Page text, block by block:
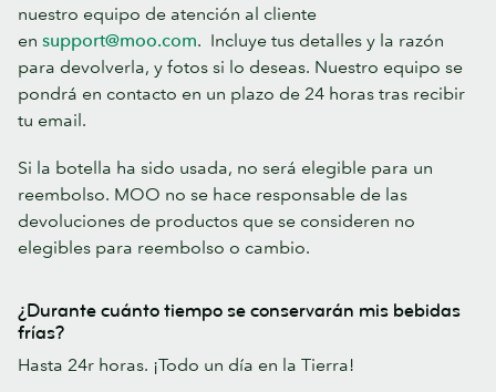
nuestro equipo de atención al cliente
en support@moo.com. Incluye tus detalles y la razón
para devolverla, y fotos si lo deseas. Nuestro equipo se
pondrá en contacto en un plazo de 24 horas tras recibir
tu email.
Si la botella ha sido usada, no será elegible para un
reembolso. MOO no se hace responsable de las
devoluciones de productos que se consideren no
elegibles para reembolso o cambio.
¿Durante cuánto tiempo se conservarán mis bebidas
frías?
Hasta 24r horas. ¡Todo un día en la Tierra!